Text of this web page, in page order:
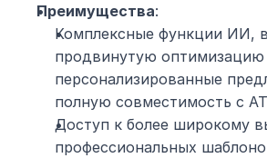
Преимущества:
Комплексные функции ИИ,
продвинутую
персонализированные
полную совместимость с
Доступ к более широкому
профессиональных